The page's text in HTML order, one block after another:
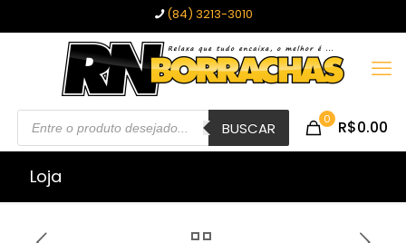
(84) 3213-3010
Pesquisar
produtos BUSCAR 0 R$0.00
Loja